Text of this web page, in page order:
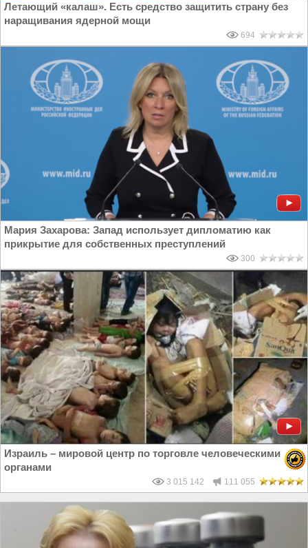
Летающий «калаш». Есть средство защитить страну без
наращивания ядерной мощи
694
Мария Захарова: Запад использует дипломатию как
прикрытие для собственных преступлений
300
Израиль – мировой центр по торговле человеческими
органами
3 015 142 111 055